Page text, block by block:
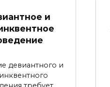
и
девиантного и